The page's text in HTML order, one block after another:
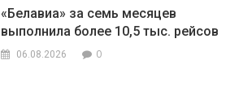
«Белавиа» за семь месяцев
выполнила более 10,5 тыс. рейсов
06.08.2026 0